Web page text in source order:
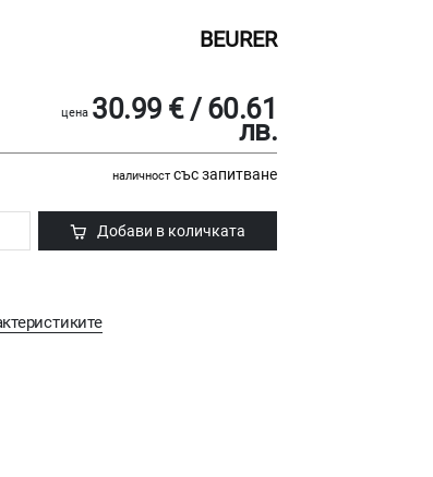
BEURER
цена 30.99 € / 60.61
лв.
наличност със запитване
Добави в количката